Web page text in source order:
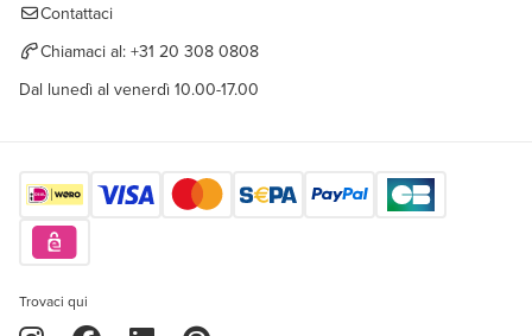
Contattaci
Chiamaci al: +31 20 308 0808
Dal lunedì al venerdì 10.00-17.00
Trovaci qui